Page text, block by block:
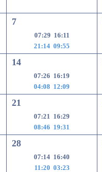
7
07:29 16:11
21:14 09:55
14
07:26 16:19
04:08 12:09
21
07:21 16:29
08:46 19:31
28
07:14 16:40
11:20 03:23